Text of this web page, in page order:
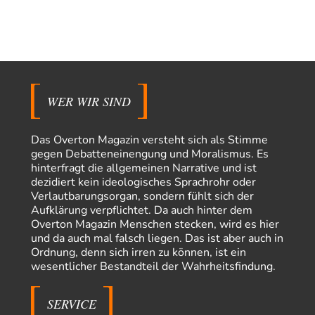
vertieft EU-Spaltung
und man landet suf der Zionisten-Abschussliste.
Thomas vor 14 Stunden zu:
Danke, diese Verdrehung war mir auch gleich sauer aufgestoßen...... - die
"Taliban" hatten den Mohnanbau…
Nordlichtvor 16 Stunden zu:
Wacht Deutschland nun in dem Krieg auf, den es seit Jahren
maßgeblich unterstützt?
Fragen Sie doch mal Ronzheimer oder Kiesewetter, da besteht dann keine
Unklarheit mehr!!! Aber in…
Theo Noestontovor 1 Tag zu:
Die Macht der KI-Besitzer
@DIRTY OPERATING SYSTEM Ihre Argumentation teile ich, soweit
wir uns auf den aktuellen Moment beziehen.…
Routardvor 1 Tag zu:
WER WIR SIND
Das Overton Magazin versteht sich als Stimme
gegen Debatteneinengung und Moralismus. Es
hinterfragt die allgemeinen Narrative und ist
dezidiert kein ideologisches Sprachrohr oder
Verlautbarungsorgan, sondern fühlt sich der
Aufklärung verpflichtet. Da auch hinter dem
Overton Magazin Menschen stecken, wird es hier
und da auch mal falsch liegen. Das ist aber auch in
Ordnung, denn sich irren zu können, ist ein
wesentlicher Bestandteil der Wahrheitsfindung.
SERVICE